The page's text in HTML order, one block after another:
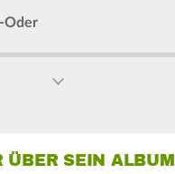
Oder
ÜBER SEIN